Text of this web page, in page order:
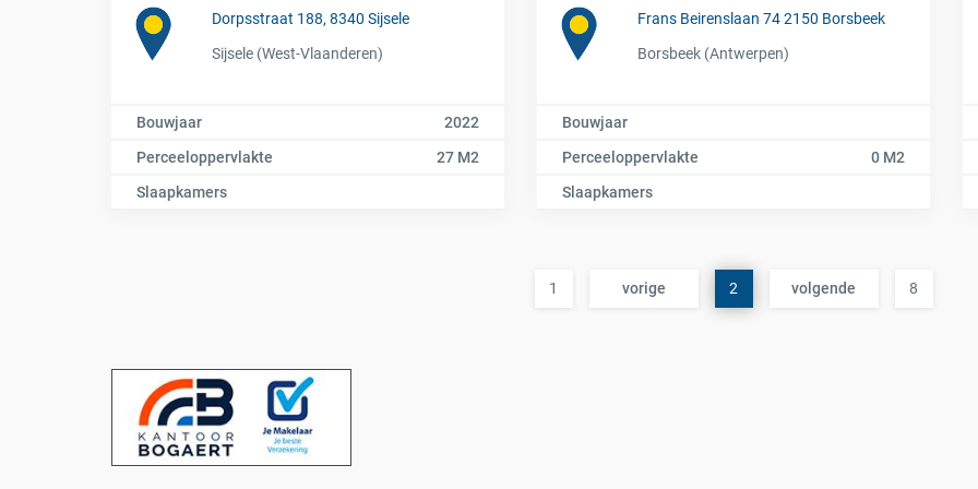
Dorpsstraat 188, 8340 Sijsele
Sijsele (West-Vlaanderen)
Bouwjaar
2022
Perceeloppervlakte
27 M2
Slaapkamers
Frans Beirenslaan 74 2150 Borsbeek
Borsbeek (Antwerpen)
Bouwjaar
Perceeloppervlakte
0 M2
Slaapkamers
1 vorige 2 volgende 8